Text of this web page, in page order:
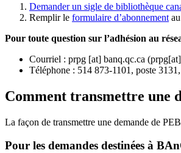
Demander un sigle de bibliothèque
Remplir le formulaire d’abonnement
Pour toute question sur l’adhésion au
Courriel : prpg [at] banq.qc.ca (
Téléphone : 514 873-1101, poste
Comment transmettre une
La façon de transmettre une demande de
Pour les demandes destinées à